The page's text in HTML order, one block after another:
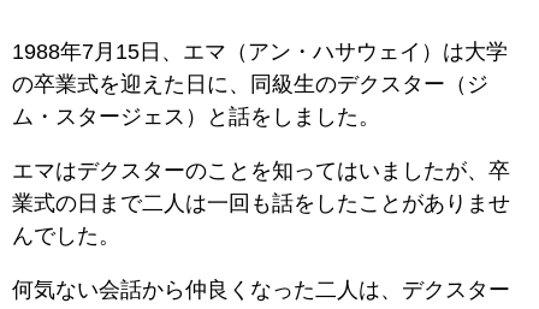
1988年7月15日、エマ（アン・ハサウェイ）は大学
の卒業式を迎えた日に、同級生のデクスター（ジ
ム・スタージェス）と話をしました。
エマはデクスターのことを知ってはいましたが、卒
業式の日まで二人は一回も話をしたことがありませ
んでした。
何気ない会話から仲良くなった二人は、デクスター